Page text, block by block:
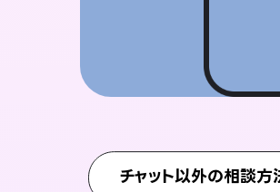
チャット以外の相談方